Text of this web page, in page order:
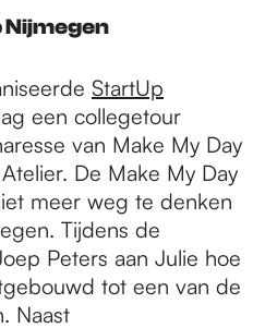
StartUp
een collegetour
van Make My Day
De Make My Day
meer weg te denken
Tijdens de
Peters aan Julie hoe
tot een van de
Naast